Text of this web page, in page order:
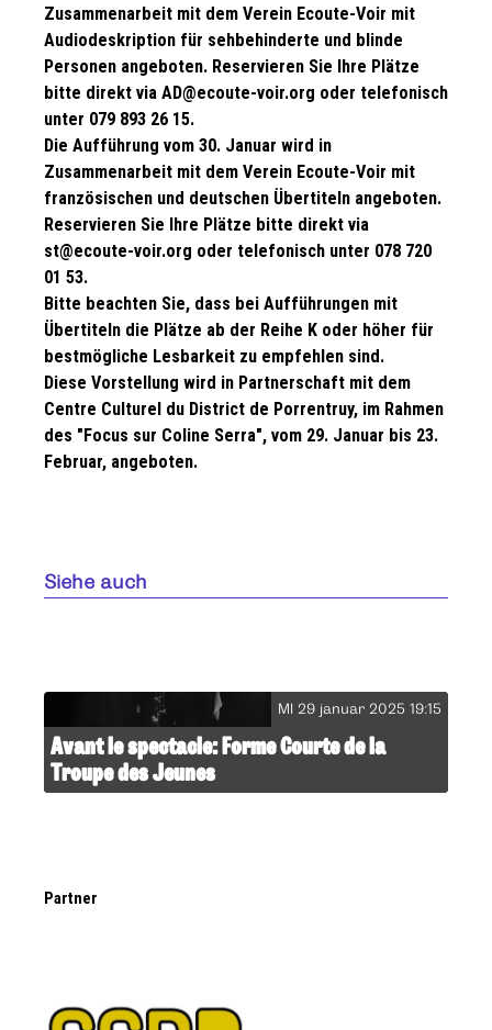
Zusammenarbeit mit dem Verein Ecoute-Voir mit
Audiodeskription für sehbehinderte und blinde
Personen angeboten. Reservieren Sie Ihre Plätze
bitte direkt via AD@ecoute-voir.org oder telefonisch
unter 079 893 26 15.
Die Aufführung vom 30. Januar wird in
Zusammenarbeit mit dem Verein Ecoute-Voir mit
französischen und deutschen Übertiteln angeboten.
Reservieren Sie Ihre Plätze bitte direkt via
st@ecoute-voir.org oder telefonisch unter 078 720
01 53.
Bitte beachten Sie, dass bei Aufführungen mit
Übertiteln die Plätze ab der Reihe K oder höher für
bestmögliche Lesbarkeit zu empfehlen sind.
Diese Vorstellung wird in Partnerschaft mit dem
Centre Culturel du District de Porrentruy, im Rahmen
des "Focus sur Coline Serra", vom 29. Januar bis 23.
Februar, angeboten.
Siehe auch
MI 29 januar 2025 19:15
Avant le spectacle: Forme Courte de la
Troupe des Jeunes
Partner